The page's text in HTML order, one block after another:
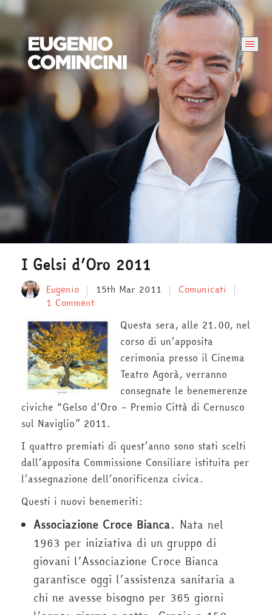
I Gelsi d’Oro 2011
Eugenio 15th Mar 2011
Comunicati
1 Comment
Questa sera, alle 21.00, nel
corso di un’apposita
cerimonia presso il Cinema
Teatro Agorà, verranno
consegnate le benemerenze
civiche “Gelso d’Oro – Premio Città di Cernusco
sul Naviglio” 2011.
I quattro premiati di quest’anno sono stati scelti
dall’apposita Commissione Consiliare istituita per
l’assegnazione dell’onorificenza civica.
Questi i nuovi benemeriti:
Associazione Croce Bianca. Nata nel
1963 per iniziativa di un gruppo di
giovani l’Associazione Croce Bianca
garantisce oggi l’assistenza sanitaria a
chi ne avesse bisogno per 365 giorni